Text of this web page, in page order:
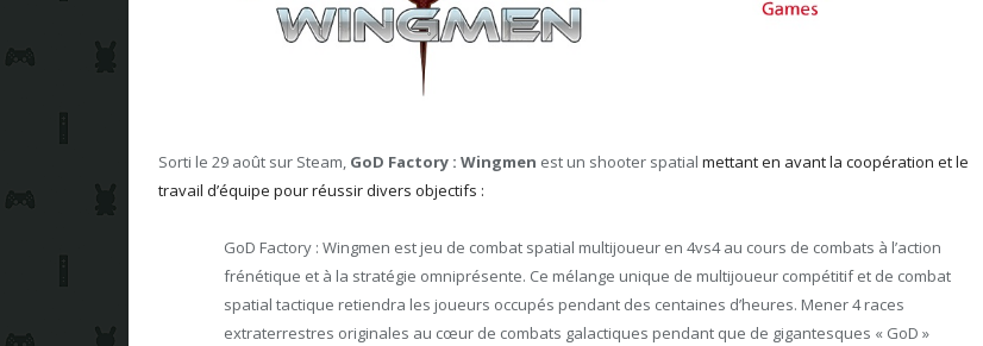
Sorti le 29 août sur Steam, GoD Factory : Wingmen est un shooter spatial mettant en avant la coopération et le
travail d’équipe pour réussir divers objectifs :
GoD Factory : Wingmen est jeu de combat spatial multijoueur en 4vs4 au cours de combats à l’action
frénétique et à la stratégie omniprésente. Ce mélange unique de multijoueur compétitif et de combat
spatial tactique retiendra les joueurs occupés pendant des centaines d’heures. Mener 4 races
extraterrestres originales au cœur de combats galactiques pendant que de gigantesques « GoD »